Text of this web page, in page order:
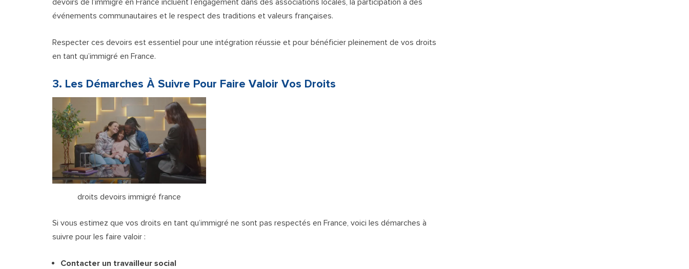
événements communautaires et le respect des traditions et valeurs françaises.
Respecter ces devoirs est essentiel pour une intégration réussie et pour bénéficier pleinement de vos droits
en tant qu’immigré en France.
3. Les Démarches À Suivre Pour Faire Valoir Vos Droits
droits devoirs immigré france
Si vous estimez que vos droits en tant qu’immigré ne sont pas respectés en France, voici les démarches à
suivre pour les faire valoir :
Contacter un travailleur social